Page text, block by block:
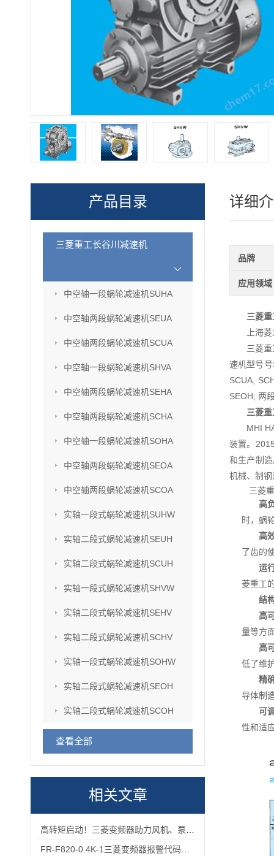
产品目录
三菱重工长谷川减速机
中空轴一段蜗轮减速机SUHA
中空轴两段蜗轮减速机SEUA
中空轴两段蜗轮减速机SCUA
中空轴一段蜗轮减速机SHVA
中空轴两段蜗轮减速机SEHA
中空轴两段蜗轮减速机SCHA
中空轴一段蜗轮减速机SOHA
中空轴两段蜗轮减速机SEOA
中空轴两段蜗轮减速机SCOA
实轴一段式蜗轮减速机SUHW
实轴二段式蜗轮减速机SEUH
实轴二段式蜗轮减速机SCUH
实轴一段式蜗轮减速机SHVW
实轴二段式蜗轮减速机SEHV
实轴二段式蜗轮减速机SCHV
实轴一段式蜗轮减速机SOHW
实轴二段式蜗轮减速机SEOH
实轴二段式蜗轮减速机SCOH
查看全部
相关文章
详细
品牌
应用领域
三菱
上海
三菱
速机型号
SCUA,
SEOH; 两
三菱
MHI
装置。
和生产制
机械、制
三菱
高
时，蜗
高
了齿的
运
菱重工
结
高
量等方
高
低了维
精
导体制
可
性和适